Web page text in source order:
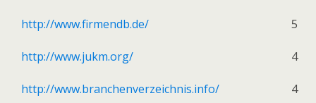
http://www.firmendb.de/ 5
http://www.jukm.org/ 4
http://www.branchenverzeichnis.info/ 4